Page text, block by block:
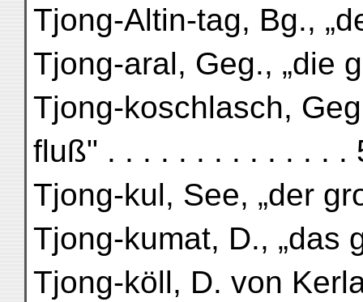
Tjong-Altin-tag, Bg.,
Tjong-aral, Geg., „die
Tjong-koschlasch,
fluß" . . . . . . . . . . . . . .
Tjong-kul, See, „der
Tjong-kumat, D., „das
Tjong-köll, D. von